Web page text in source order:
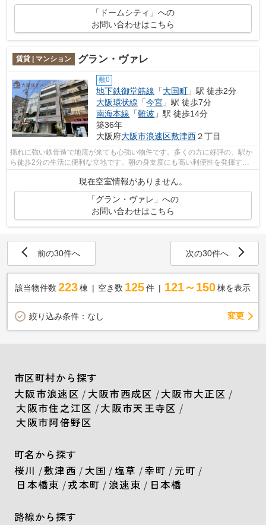
「ドームシティ」への
お問い合わせはこちら
賃貸 | マンション グラン・ヴァレ
敷0
地下鉄御堂筋線 「大国町 」駅 徒歩2分
大阪環状線 「今宮 」駅 徒歩7分
南海本線 「難波 」駅 徒歩14分
築36年
大阪府大阪市浪速区敷津西２丁目
揺れに強い鉄骨造で地震が来ても心強い物件です。多くの方に好評の、駅か
ら徒歩2分の生活に便利な立地です。朝の身支度にも高い利便性を発揮す
る、独立洗面所です。中の仕切り棚を自由...
現在空室情報がありません。
「グラン・ヴァレ」への
お問い合わせはこちら
前の30件へ 次の30件へ
該当物件数 223棟 空き数 125 件 121～150 棟を表示
絞り込み条件： なし 変更
市区町村から探す
大阪市浪速区 / 大阪市西成区 /大阪市大正区 /
大阪市住之江区 /大阪市天王寺区 /
大阪市阿倍野区
町名から探す
桜川 /敷津西 / 大国 /塩草 /幸町 / 元町 /
日本橋東 /戎本町 / 浪速東 / 日本橋
路線から探す